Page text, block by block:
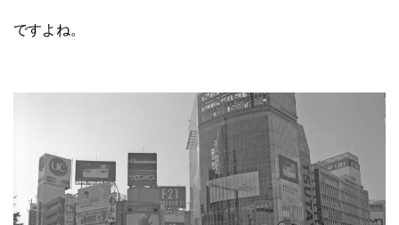
ですよね。